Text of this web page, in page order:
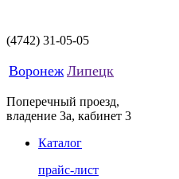
(4742) 31-05-05
Воронеж Липецк
Поперечный проезд,
владение 3а, кабинет 3
Каталог
прайс-лист